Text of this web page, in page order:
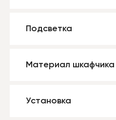
Подсветка
Материал шкафчика
Установка